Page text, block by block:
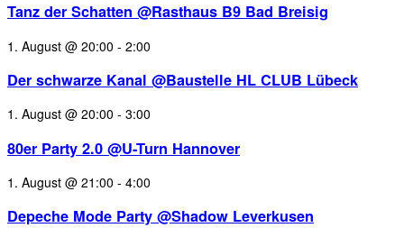
Tanz der Schatten @Rasthaus B9 Bad Breisig
1. August @ 20:00 - 2:00
Der schwarze Kanal @Baustelle HL CLUB Lübeck
1. August @ 20:00 - 3:00
80er Party 2.0 @U-Turn Hannover
1. August @ 21:00 - 4:00
Depeche Mode Party @Shadow Leverkusen